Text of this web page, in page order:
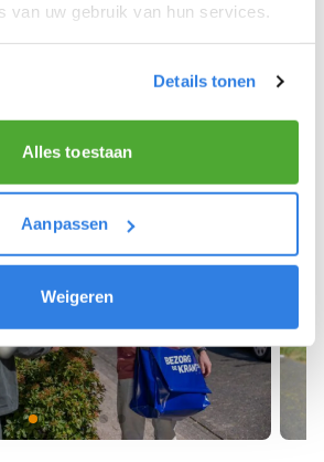
van uw gebruik van hun services.
Details tonen
Alles toestaan
Aanpassen
Weigeren
als krantenbezorger!